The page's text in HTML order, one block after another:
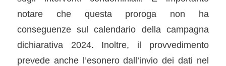
notare che questa proroga non ha
conseguenze sul calendario della campagna
dichiarativa 2024. Inoltre, il provvedimento
prevede anche l’esonero dall’invio dei dati nel